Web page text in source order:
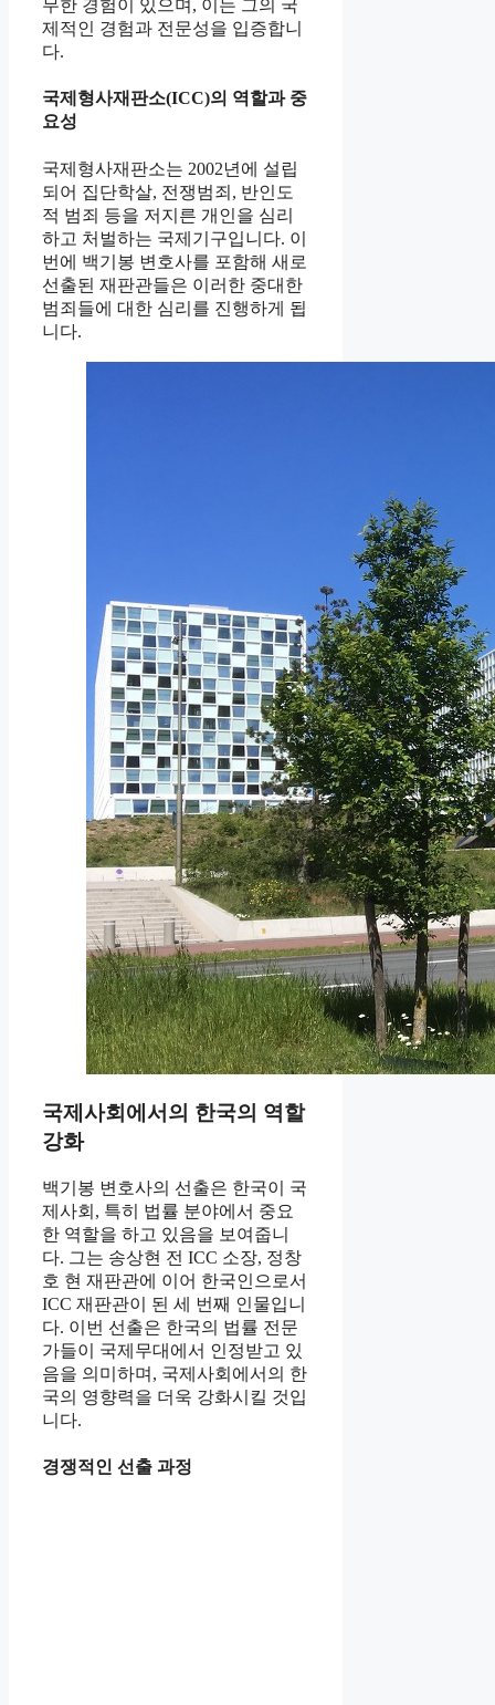
무한 경험이 있으며, 이는 그의 국
제적인 경험과 전문성을 입증합니
다.
국제형사재판소(ICC)의 역할과 중
요성
국제형사재판소는 2002년에 설립
되어 집단학살, 전쟁범죄, 반인도
적 범죄 등을 저지른 개인을 심리
하고 처벌하는 국제기구입니다. 이
번에 백기봉 변호사를 포함해 새로
선출된 재판관들은 이러한 중대한
범죄들에 대한 심리를 진행하게 됩
니다.
국제사회에서의 한국의 역할
강화
백기봉 변호사의 선출은 한국이 국
제사회, 특히 법률 분야에서 중요
한 역할을 하고 있음을 보여줍니
다. 그는 송상현 전 ICC 소장, 정창
호 현 재판관에 이어 한국인으로서
ICC 재판관이 된 세 번째 인물입니
다. 이번 선출은 한국의 법률 전문
가들이 국제무대에서 인정받고 있
음을 의미하며, 국제사회에서의 한
국의 영향력을 더욱 강화시킬 것입
니다.
경쟁적인 선출 과정